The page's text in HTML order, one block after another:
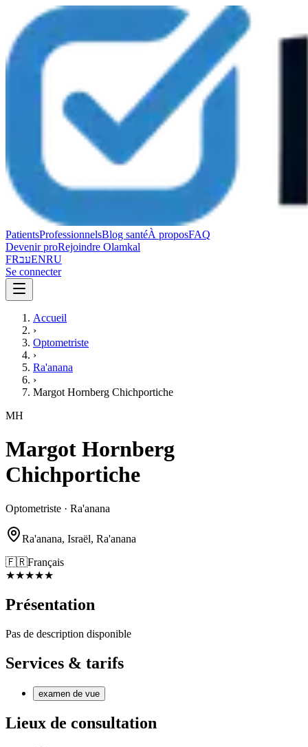
PatientsProfessionnelsBlog santéÀ proposFAQ
Devenir proRejoindre Olamkal
FRעבENRU
Se connecter
Accueil
›
Optometriste
›
Ra'anana
›
Margot Hornberg Chichportiche
MH
Margot Hornberg
Chichportiche
Optometriste · Ra'anana
Ra'anana, Israël, Ra'anana
🇫🇷Français
★★★★★
Présentation
Pas de description disponible
Services & tarifs
examen de vue
Lieux de consultation